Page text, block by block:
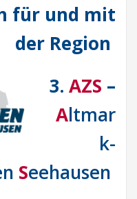
für und mit
der Region
3. AZS –
Altmar
k-
Seehausen